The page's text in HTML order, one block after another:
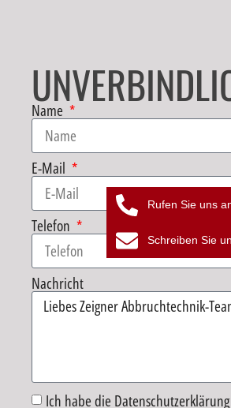
Name
E-Mail
Telefon
Nachricht
Ich habe die
Rufen Sie uns
Schreiben Sie